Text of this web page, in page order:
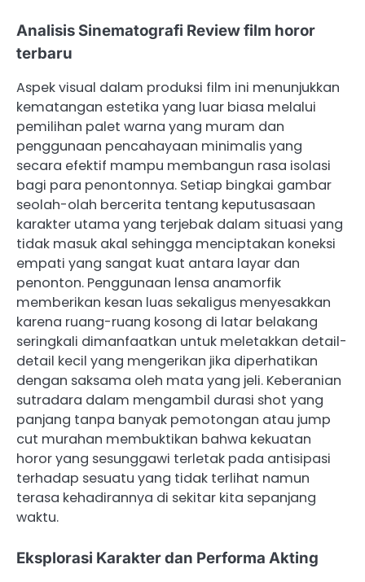
Analisis Sinematografi Review film horor
terbaru
Aspek visual dalam produksi film ini menunjukkan
kematangan estetika yang luar biasa melalui
pemilihan palet warna yang muram dan
penggunaan pencahayaan minimalis yang
secara efektif mampu membangun rasa isolasi
bagi para penontonnya. Setiap bingkai gambar
seolah-olah bercerita tentang keputusasaan
karakter utama yang terjebak dalam situasi yang
tidak masuk akal sehingga menciptakan koneksi
empati yang sangat kuat antara layar dan
penonton. Penggunaan lensa anamorfik
memberikan kesan luas sekaligus menyesakkan
karena ruang-ruang kosong di latar belakang
seringkali dimanfaatkan untuk meletakkan detail-
detail kecil yang mengerikan jika diperhatikan
dengan saksama oleh mata yang jeli. Keberanian
sutradara dalam mengambil durasi shot yang
panjang tanpa banyak pemotongan atau jump
cut murahan membuktikan bahwa kekuatan
horor yang sesunggawi terletak pada antisipasi
terhadap sesuatu yang tidak terlihat namun
terasa kehadirannya di sekitar kita sepanjang
waktu.
Eksplorasi Karakter dan Performa Akting